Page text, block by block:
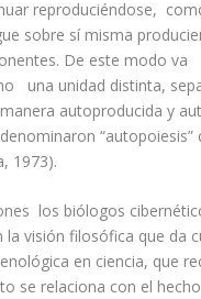
reproduciéndose,
sobre sí misma
De este modo va
una unidad distinta,
autoproducida y
“autopoiesis”
1973).
los biólogos
la visión filosófica que da
en ciencia, que
se relaciona con el